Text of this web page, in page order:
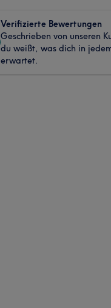
Verifizierte Bewertungen
Geschrieben von unseren
du weißt, was dich in
erwartet.